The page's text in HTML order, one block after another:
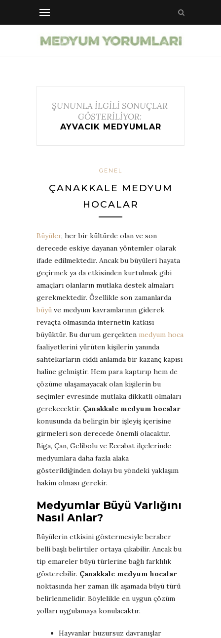
ŞUNUNLA İLGİLİ SONUÇLAR
GÖSTERİLİYOR:
AYVACIK MEDYUMLAR
GENEL
ÇANAKKALE MEDYUM
HOCALAR
Büyüler, her bir kültürde olan ve son
derecede eskiye dayanan yöntemler olarak
ifade edilmektedir. Ancak bu büyüleri hayata
geçirmek ya da etkisinden kurtulmak gibi
amaçları olanların mutlaka destek almaları
gerekmektedir. Özellikle son zamanlarda
büyü ve medyum kavramlarının giderek
revaçta olmasında internetin katkısı
büyüktür. Bu durum gerçekten medyum hoca
faaliyetlerini yürüten kişilerin yanında
sahtekarların ciddi anlamda bir kazanç kapısı
haline gelmiştir. Hem para kaptırıp hem de
çözüme ulaşamayacak olan kişilerin bu
seçimler evresinde mutlaka dikkatli olmaları
gerekecektir. Çanakkale medyum hocalar
konusunda da belirgin bir işleyiş içerisine
girmeleri son derecede önemli olacaktır.
Biga, Çan, Gelibolu ve Eceabat ilçelerinde
medyumlara daha fazla alaka
gösterildiğinden dolayı bu yöndeki yaklaşım
hakim olması gerekir.
Medyumlar Büyü Varlığını
Nasıl Anlar?
Büyülerin etkisini göstermesiyle beraber
belli başlı belirtiler ortaya çıkabilir. Ancak bu
tip emareler büyü türlerine bağlı farklılık
gösterebilir. Çanakkale medyum hocalar
noktasında her zaman ilk aşamada büyü türü
belirlenmelidir. Böylelikle en uygun çözüm
yolları uygulamaya konulacaktır.
Hayvanlar huzursuz davranışlar